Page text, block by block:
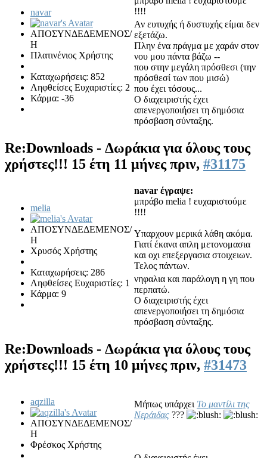
navar
ΑΠΟΣΥΝΔΕΔΕΜΕΝΟΣ/
Η
Πλατινένιος Χρήστης
Καταχωρήσεις: 852
Ληφθείσες Ευχαριστίες: 2
Κάρμα: -36
!!!!
Αν ευτυχής ή δυστυχής είμαι δεν
εξετάζω.
Πλην ένα πράγμα με χαράν στον
νου μου πάντα βάζω --
που στην μεγάλη πρόσθεσι (την
πρόσθεσί των που μισώ)
που έχει τόσους...
Ο διαχειριστής έχει
απενεργοποιήσει τη δημόσια
πρόσβαση σύνταξης.
Re:Downloads - Δωράκια για όλους τους
χρήστες!!! 15 έτη 11 μήνες πριν, #31175
melia
ΑΠΟΣΥΝΔΕΔΕΜΕΝΟΣ/
Η
Χρυσός Χρήστης
Καταχωρήσεις: 286
Ληφθείσες Ευχαριστίες: 1
Κάρμα: 9
navar έγραψε:
μπράβο melia ! ευχαριστούμε
!!!!
Υπαρχουν μερικά λάθη ακόμα.
Γιατί έκανα απλη μετονομασια
και οχι επεξεργασια στοιχειων.
Τελος πάντων.
νηφαλια και παράλογη η γη που
περπατώ.
Ο διαχειριστής έχει
απενεργοποιήσει τη δημόσια
πρόσβαση σύνταξης.
Re:Downloads - Δωράκια για όλους τους
χρήστες!!! 15 έτη 10 μήνες πριν, #31473
aqzilla
ΑΠΟΣΥΝΔΕΔΕΜΕΝΟΣ/
Η
Φρέσκος Χρήστης
Μήπως υπάρχει Το μαντίλι της
Νεράιδας ???